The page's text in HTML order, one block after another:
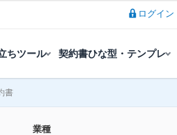
ログイン
ちツール 契約書ひな型・テンプレ
書
業種